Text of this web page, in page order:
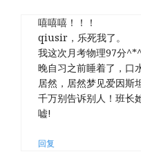
嘻嘻嘻！！！
qiusir，乐死我了。
我这次月考物理97分^*^
晚自习之前睡着了，口
居然，居然梦见爱因斯
千万别告诉别人！班长
嘘!
回复